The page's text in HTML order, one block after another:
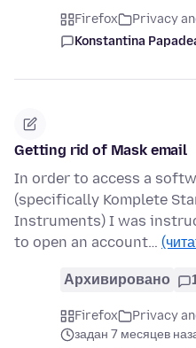
Firefox Privacy
Konstantina
Getting rid of Mask email
In order to access a
(specifically Komplete
Instruments) I was
to open an account…
Архивировано
Firefox
Privacy
задан 7 месяцев